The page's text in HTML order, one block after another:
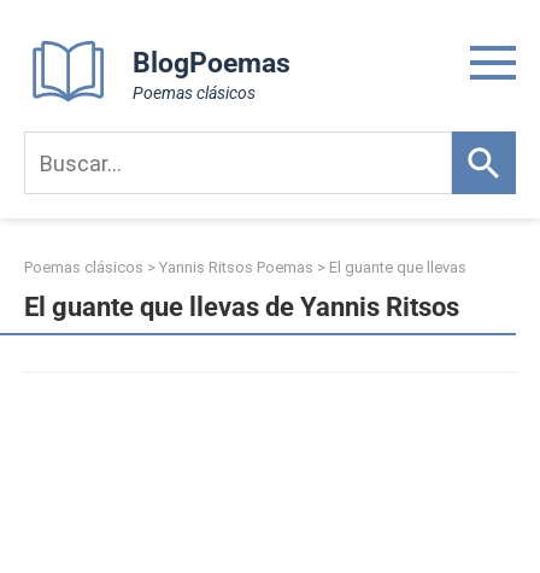
content
BlogPoemas
Poemas clásicos
Poemas clásicos > Yannis Ritsos Poemas > El guante que llevas
El guante que llevas de Yannis Ritsos